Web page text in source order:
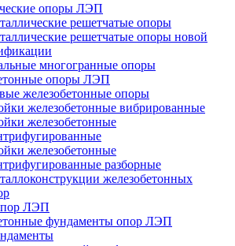
опоры ЛЭП
решетчатые опоры
решетчатые опоры новой
многогранные опоры
опоры ЛЭП
железобетонные опоры
железобетонные вибрированные
железобетонные
железобетонные
разборные
железобетонных
ЛЭП
фундаменты опор ЛЭП